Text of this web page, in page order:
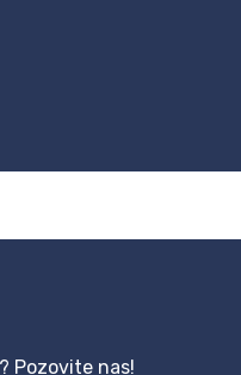
Pozovite nas!